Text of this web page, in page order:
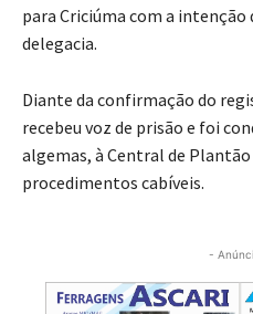
para Criciúma com a
delegacia.
Diante da confirmação do
recebeu voz de prisão e foi
algemas, à Central de
procedimentos cabíveis.
-